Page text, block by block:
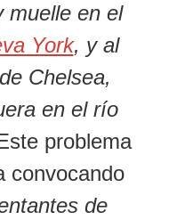
muelle en el
York, y al
Chelsea,
en el río
problema
convocando
de